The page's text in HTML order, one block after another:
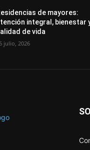
de mayores:
integral, bienestar
de vida
julio, 2026